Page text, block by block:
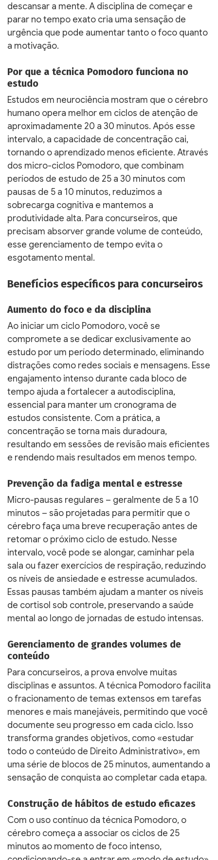
descansar a mente. A disciplina de começar e
parar no tempo exato cria uma sensação de
urgência que pode aumentar tanto o foco quanto
a motivação.
Por que a técnica Pomodoro funciona no
estudo
Estudos em neurociência mostram que o cérebro
humano opera melhor em ciclos de atenção de
aproximadamente 20 a 30 minutos. Após esse
intervalo, a capacidade de concentração cai,
tornando o aprendizado menos eficiente. Através
dos micro-ciclos Pomodoro, que combinam
períodos de estudo de 25 a 30 minutos com
pausas de 5 a 10 minutos, reduzimos a
sobrecarga cognitiva e mantemos a
produtividade alta. Para concurseiros, que
precisam absorver grande volume de conteúdo,
esse gerenciamento de tempo evita o
esgotamento mental.
Benefícios específicos para concurseiros
Aumento do foco e da disciplina
Ao iniciar um ciclo Pomodoro, você se
compromete a se dedicar exclusivamente ao
estudo por um período determinado, eliminando
distrações como redes sociais e mensagens. Esse
engajamento intenso durante cada bloco de
tempo ajuda a fortalecer a autodisciplina,
essencial para manter um cronograma de
estudos consistente. Com a prática, a
concentração se torna mais duradoura,
resultando em sessões de revisão mais eficientes
e rendendo mais resultados em menos tempo.
Prevenção da fadiga mental e estresse
Micro-pausas regulares – geralmente de 5 a 10
minutos – são projetadas para permitir que o
cérebro faça uma breve recuperação antes de
retomar o próximo ciclo de estudo. Nesse
intervalo, você pode se alongar, caminhar pela
sala ou fazer exercícios de respiração, reduzindo
os níveis de ansiedade e estresse acumulados.
Essas pausas também ajudam a manter os níveis
de cortisol sob controle, preservando a saúde
mental ao longo de jornadas de estudo intensas.
Gerenciamento de grandes volumes de
conteúdo
Para concurseiros, a prova envolve muitas
disciplinas e assuntos. A técnica Pomodoro facilita
o fracionamento de temas extensos em tarefas
menores e mais manejáveis, permitindo que você
documente seu progresso em cada ciclo. Isso
transforma grandes objetivos, como «estudar
todo o conteúdo de Direito Administrativo», em
uma série de blocos de 25 minutos, aumentando a
sensação de conquista ao completar cada etapa.
Construção de hábitos de estudo eficazes
Com o uso contínuo da técnica Pomodoro, o
cérebro começa a associar os ciclos de 25
minutos ao momento de foco intenso,